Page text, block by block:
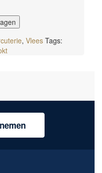
, Vlees Tags: